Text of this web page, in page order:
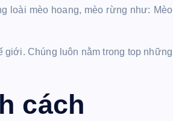
loài mèo hoang, mèo rừng như: Mèo
giới. Chúng luôn nằm trong top những
cách